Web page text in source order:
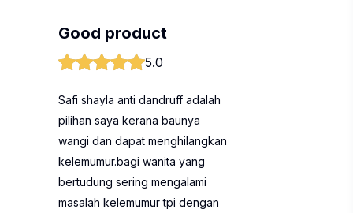
Good product
5.0
Safi shayla anti dandruff adalah
pilihan saya kerana baunya
wangi dan dapat menghilangkan
kelemumur.bagi wanita yang
bertudung sering mengalami
masalah kelemumur tpi dengan